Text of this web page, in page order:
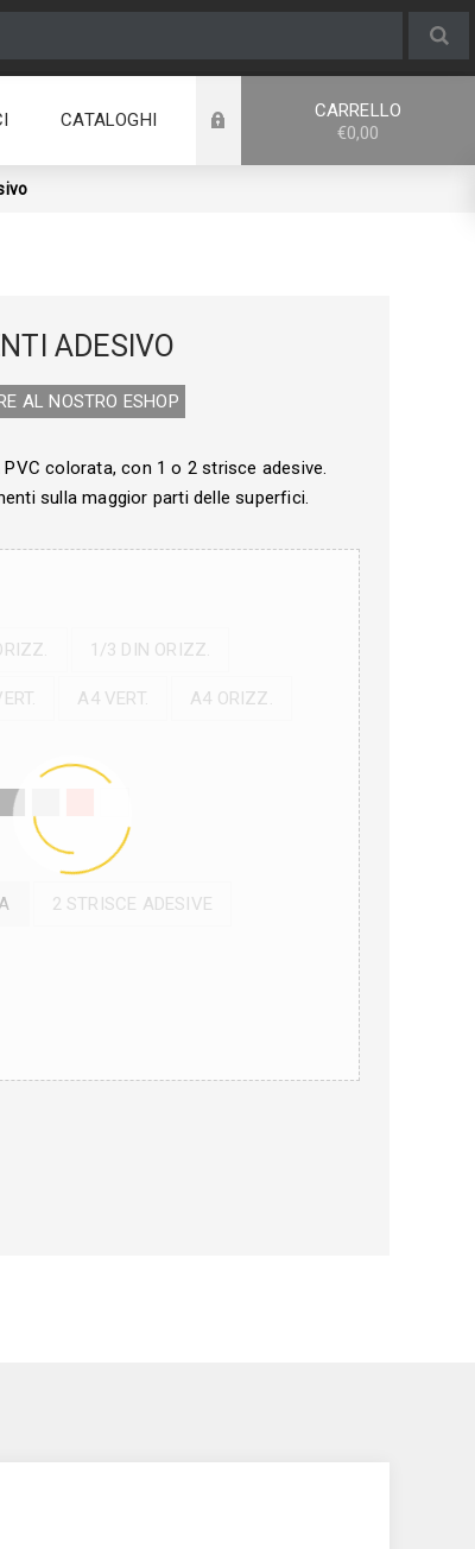
CATALOGHI
CARRELLO
€0,00
ADESIVO
AL NOSTRO E­SHOP
colorata, con 1 o 2 strisce adesive.
sulla maggior parti delle superfici.
1/3 DIN ORIZZ.
A4 VERT. A4 ORIZZ.
2 STRISCE ADESIVE